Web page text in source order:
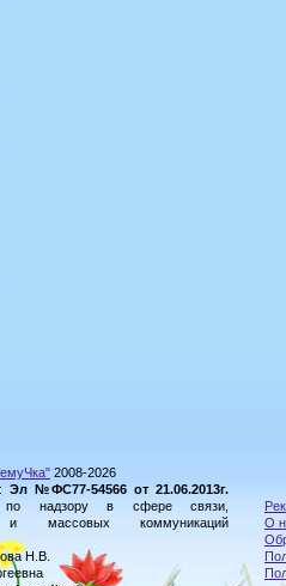
2008-2026
Эл №ФС77-54566 от 21.06.2013г.
по надзору в сфере связи,
и массовых коммуникаций
Н.В.
О